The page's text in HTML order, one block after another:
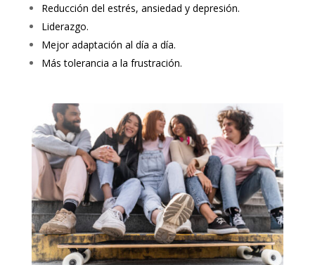
Reducción del estrés, ansiedad y depresión.
Liderazgo.
Mejor adaptación al día a día.
Más tolerancia a la frustración.